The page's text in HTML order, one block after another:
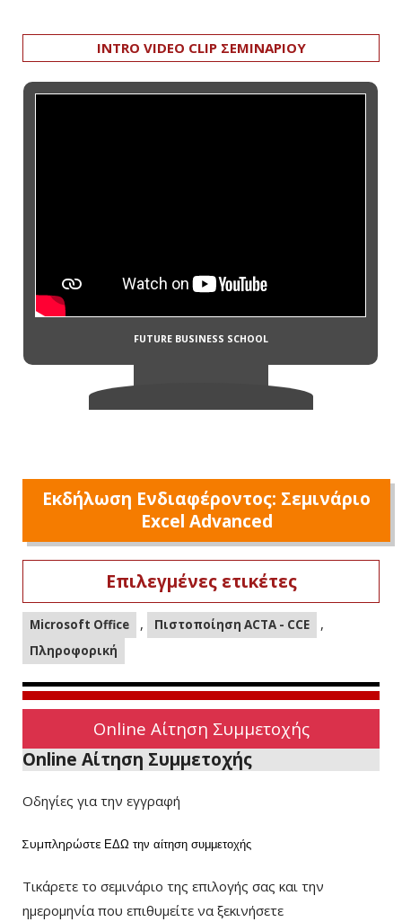
INTRO VIDEO CLIP ΣΕΜΙΝΑΡΙΟΥ
Εκδήλωση Ενδιαφέροντος: Σεμινάριο
Excel Advanced
Επιλεγμένες ετικέτες
Microsoft Office , Πιστοποίηση ACTA - CCE ,
Πληροφορική
Online Αίτηση Συμμετοχής
Online Αίτηση Συμμετοχής
Οδηγίες για την εγγραφή
Συμπληρώστε ΕΔΩ την αίτηση συμμετοχής
Τικάρετε το σεμινάριο της επιλογής σας και την
ημερομηνία που επιθυμείτε να ξεκινήσετε